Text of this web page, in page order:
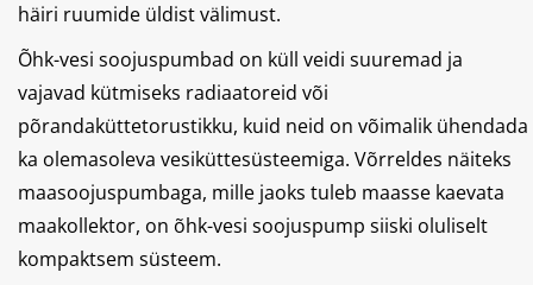
häiri ruumide üldist välimust.
Õhk-vesi soojuspumbad on küll veidi suuremad ja
vajavad kütmiseks radiaatoreid või
põrandaküttetorustikku, kuid neid on võimalik ühendada
ka olemasoleva vesiküttesüsteemiga. Võrreldes näiteks
maasoojuspumbaga, mille jaoks tuleb maasse kaevata
maakollektor, on õhk-vesi soojuspump siiski oluliselt
kompaktsem süsteem.